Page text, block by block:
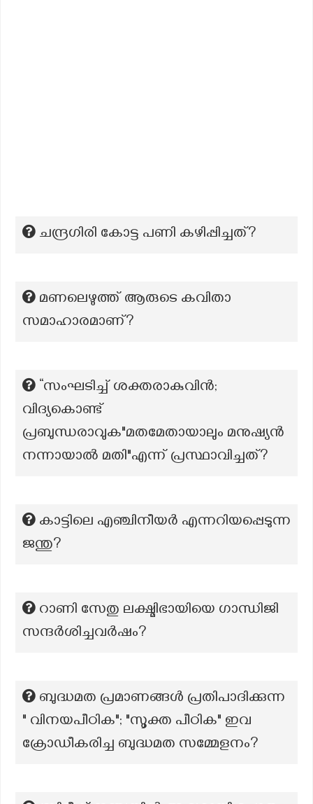
ചന്ദ്രഗിരി കോട്ട പണി കഴിപ്പിച്ചത്?
മണലെഴുത്ത് ആരുടെ കവിതാ
സമാഹാരമാണ്?
“സംഘടിച്ച് ശക്തരാകുവിൻ;
വിദ്യകൊണ്ട്
പ്രബുന്ധരാവുക"മതമേതായാലും മനുഷ്യൻ
നന്നായാൽ മതി"എന്ന് പ്രസ്ഥാവിച്ചത്?
കാട്ടിലെ എഞ്ചിനീയർ എന്നറിയപ്പെടുന്ന
ജന്തു?
റാണി സേതു ലക്ഷ്മിഭായിയെ ഗാന്ധിജി
സന്ദർശിച്ചവർഷം?
ബുദ്ധമത പ്രമാണങ്ങൾ പ്രതിപാദിക്കുന്ന
" വിനയപീഠിക"; "സൂക്ത പീഠിക" ഇവ
ക്രോഡീകരിച്ച ബുദ്ധമത സമ്മേളനം?